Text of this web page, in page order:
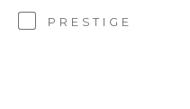
PRESTIGE